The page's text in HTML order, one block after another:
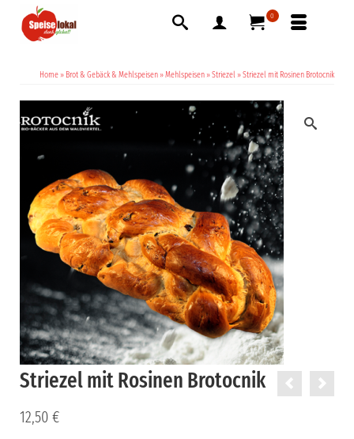
0
Home » Brot & Gebäck & Mehlspeisen »Mehlspeisen »Striezel »Striezel mit Rosinen Brotocnik
Striezel mit Rosinen Brotocnik
12,50 €